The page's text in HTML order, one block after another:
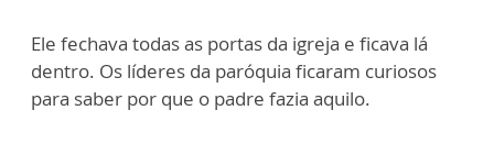
Ele fechava todas as portas da igreja e ficava lá
dentro. Os líderes da paróquia ficaram curiosos
para saber por que o padre fazia aquilo.